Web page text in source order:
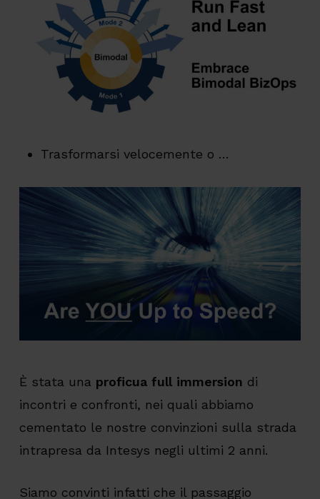
Trasformarsi velocemente o …
È stata una proficua full immersion di
incontri e confronti, nei quali abbiamo
cementato le nostre convinzioni sulla strada
intrapresa da Intesys negli ultimi 2 anni.
Siamo convinti infatti che il passaggio